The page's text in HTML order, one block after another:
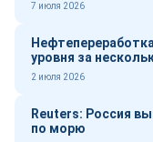
7 июля 2026
уровня за
2 июля 2026
Reuters: Россия
по морю